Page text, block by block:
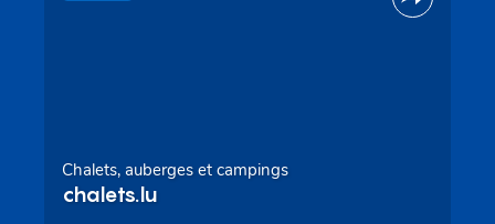
Chalets, auberges et campings
chalets.lu